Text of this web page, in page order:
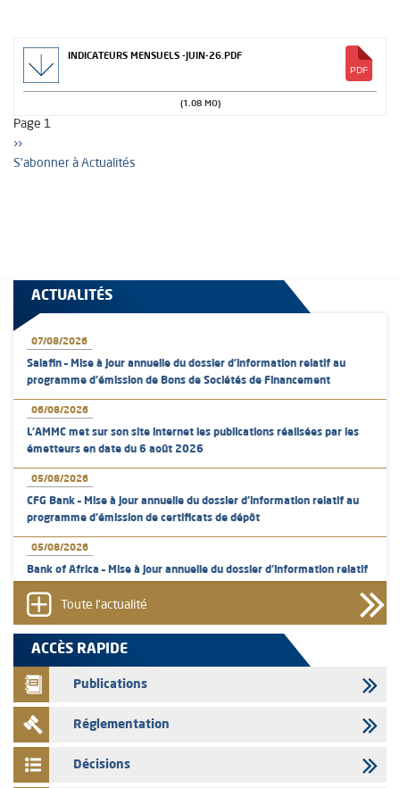
INDICATEURS MENSUELS -JUIN-26.PDF
(1.08 MO)
Pagination
Page 1
Page
suivante
››
S'abonner à Actualités
ACTUALITÉS
07/08/2026
Salafin – Mise à jour annuelle du dossier d’information relatif au
programme d'émission de Bons de Sociétés de Financement
06/08/2026
L’AMMC met sur son site internet les publications réalisées par les
émetteurs en date du 6 août 2026
05/08/2026
CFG Bank – Mise à jour annuelle du dossier d’information relatif au
programme d'émission de certificats de dépôt
05/08/2026
Bank of Africa – Mise à jour annuelle du dossier d’information relatif
05/08/2026
L’AMMC met sur son site internet les publications réalisées par les
émetteurs en date du 5 août 2026
04/08/2026
L’AMMC met sur son site internet les publications réalisées par les
émetteurs en date du 4 août 2026
Saham Bank – Mise à jour annuelle du dossier d’information relatif au
Toute l'actualité
ACCÈS RAPIDE
Publications
Réglementation
Décisions